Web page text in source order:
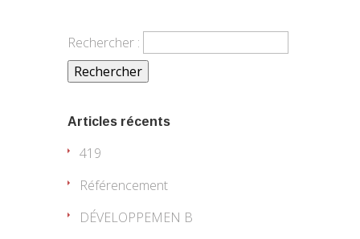
Rechercher :
Articles récents
419
Référencement
DÉVELOPPEMEN B